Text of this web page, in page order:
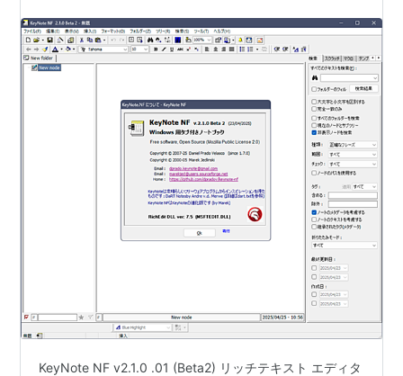
KeyNote NF v2.1.0 .01 (Beta2) リッチテキスト エディタ